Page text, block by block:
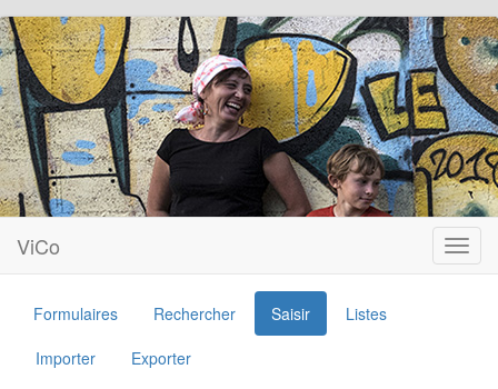
ViCo
Formulaires Rechercher Saisir
Listes
Importer
Exporter